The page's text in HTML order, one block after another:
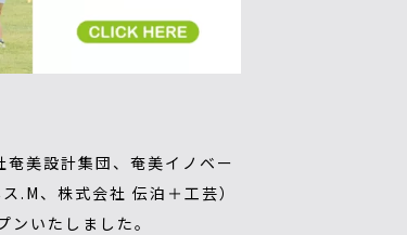
美設計集団、奄美イノベー
.M、株式会社 伝泊＋工芸）
いたしました。